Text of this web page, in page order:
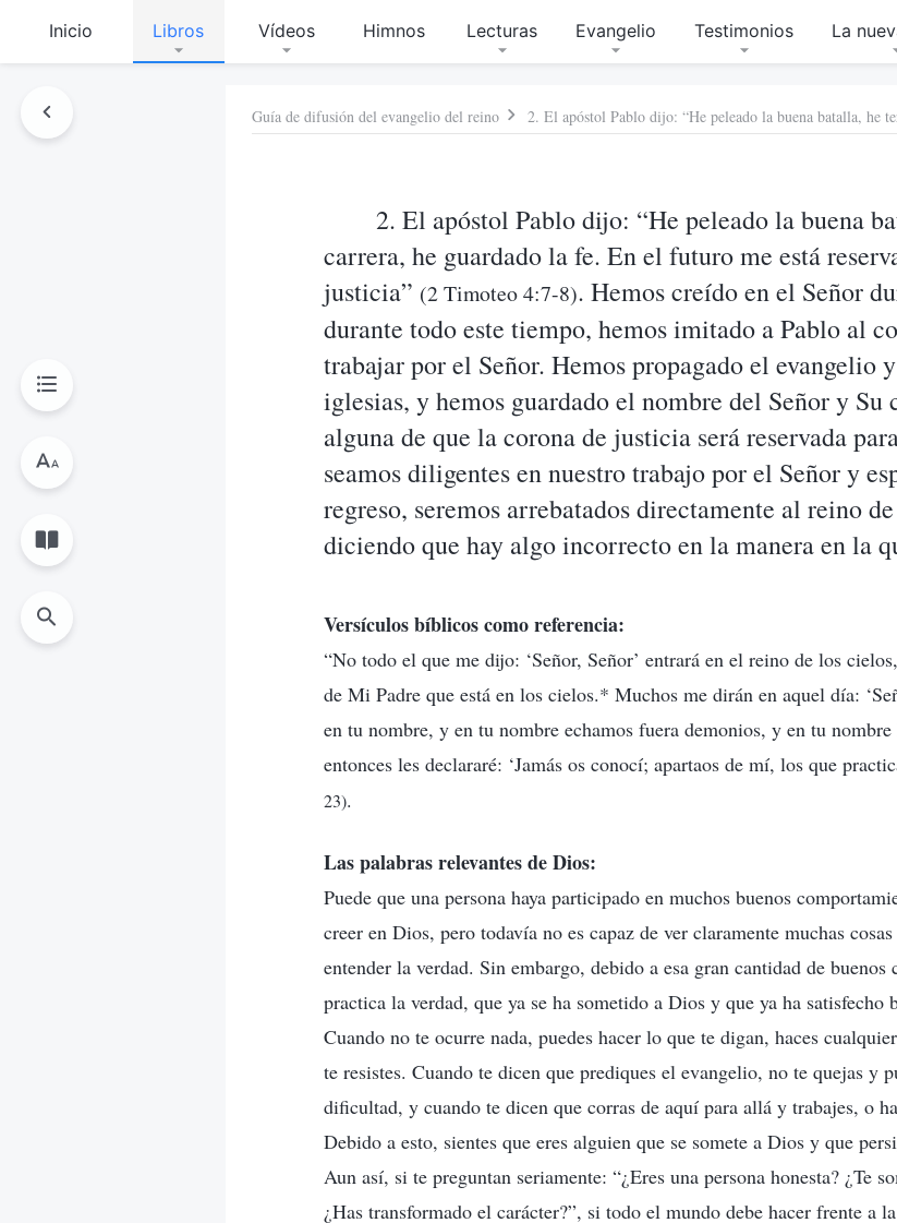
Inicio Libros Vídeos Himnos Lecturas Evangelio Testimonios La
Guía de difusión del evangelio del reino
2. El apóstol Pablo dijo: “He peleado la buena
carrera, he guardado la fe. En el futuro me está
justicia” (2 Timoteo 4:7-8). Hemos creído en el Señor
durante todo este tiempo, hemos imitado a Pablo al
trabajar por el Señor. Hemos propagado el evangelio
iglesias, y hemos guardado el nombre del Señor y Su
alguna de que la corona de justicia será reservada
seamos diligentes en nuestro trabajo por el Señor y
regreso, seremos arrebatados directamente al reino
diciendo que hay algo incorrecto en la manera en la
Versículos bíblicos como referencia:
“No todo el que me dijo: ‘Señor, Señor’ entrará en el reino de los
de Mi Padre que está en los cielos.* Muchos me dirán en aquel día:
en tu nombre, y en tu nombre echamos fuera demonios, y en tu
entonces les declararé: ‘Jamás os conocí; apartaos de mí, los que
23).
Las palabras relevantes de Dios:
Puede que una persona haya participado en muchos buenos
creer en Dios, pero todavía no es capaz de ver claramente muchas
entender la verdad. Sin embargo, debido a esa gran cantidad de
practica la verdad, que ya se ha sometido a Dios y que ya ha satisfecho
Cuando no te ocurre nada, puedes hacer lo que te digan, haces
te resistes. Cuando te dicen que prediques el evangelio, no te quejas y
dificultad, y cuando te dicen que corras de aquí para allá y trabajes, o
Debido a esto, sientes que eres alguien que se somete a Dios y que
Aun así, si te preguntan seriamente: “¿Eres una persona honesta? ¿Te
¿Has transformado el carácter?”, si todo el mundo debe hacer frente a